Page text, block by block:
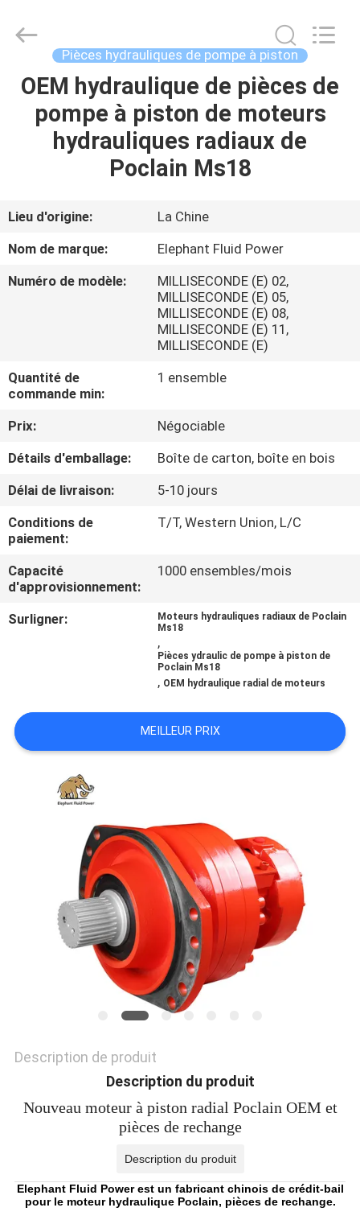
MAISON
PRODUITS
SUJET
DE
NOUS
CONTRÔLE
DE
QUALITÉ
NOUS
NOUVELLES
DU
SITE
PRIVACY
Elephant
Fluid
Rights
Reserved.
Pièces hydrauliques de pompe à piston
OEM hydraulique de pièces de
pompe à piston de moteurs
hydrauliques radiaux de
Poclain Ms18
Lieu d'origine:
La Chine
Nom de marque:
Elephant Fluid Power
Numéro de modèle:
MILLISECONDE (E) 02,
MILLISECONDE (E) 05,
MILLISECONDE (E) 08,
MILLISECONDE (E) 11,
MILLISECONDE (E)
Quantité de
commande min:
1 ensemble
Prix:
Négociable
Détails d'emballage:
Boîte de carton, boîte en bois
Délai de livraison:
5-10 jours
Conditions de
paiement:
T/T, Western Union, L/C
Capacité
d'approvisionnement:
1000 ensembles/mois
Surligner:
Moteurs hydrauliques radiaux de Poclain
Ms18
,
Pièces ydraulic de pompe à piston de
Poclain Ms18
, OEM hydraulique radial de moteurs
MEILLEUR PRIX
Description de produit
Description du produit
Nouveau moteur à piston radial Poclain OEM et
pièces de rechange
Description du produit
Elephant Fluid Power est un fabricant chinois de crédit-bail
pour le moteur hydraulique Poclain, pièces de rechange.